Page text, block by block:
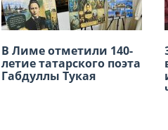
В Лиме отметили 140-
летие татарского поэта
Габдуллы Тукая
Х международный
конкурс детского
рисунка 2026